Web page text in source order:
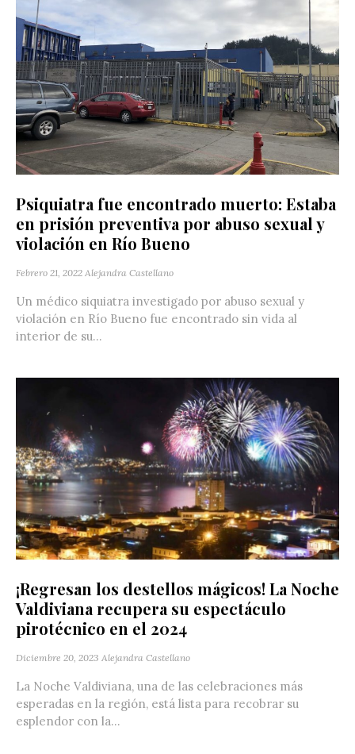
Psiquiatra fue encontrado muerto: Estaba
en prisión preventiva por abuso sexual y
violación en Río Bueno
Febrero 21, 2022 Alejandra Castellano
Un médico siquiatra investigado por abuso sexual y
violación en Río Bueno fue encontrado sin vida al
interior de su...
¡Regresan los destellos mágicos! La Noche
Valdiviana recupera su espectáculo
pirotécnico en el 2024
Diciembre 20, 2023 Alejandra Castellano
La Noche Valdiviana, una de las celebraciones más
esperadas en la región, está lista para recobrar su
esplendor con la...